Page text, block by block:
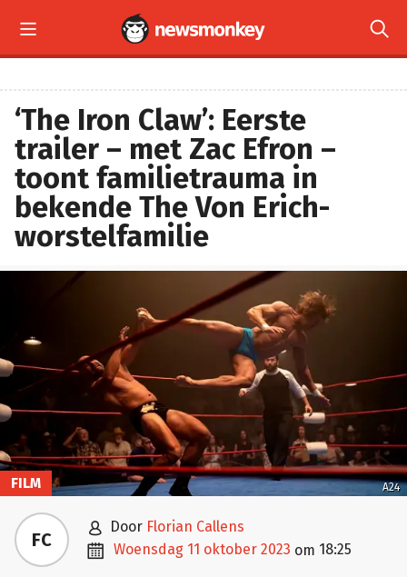
 
‘The Iron Claw’: Eerste
trailer – met Zac Efron –
toont familietrauma in
bekende The Von Erich-
worstelfamilie
A24
FILM
FC  door Florian Callens
 woensdag 11 oktober 2023 om 18:25